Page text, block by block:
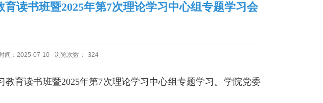
读书班暨2025年第7次理论学习中心组专题学习会
间：2025-07-10 浏览次数： 324
教育读书班暨2025年第7次理论学习中心组专题学习。学院党委